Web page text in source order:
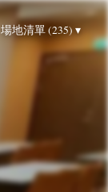
場地清單 (235) ▾